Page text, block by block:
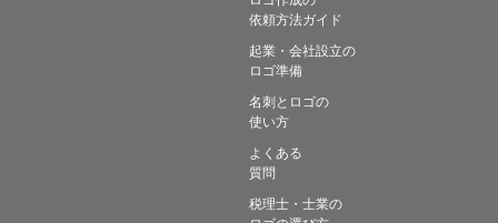
依頼方法ガイド
起業・会社設立の
ロゴ準備
名刺とロゴの
使い方
よくある
質問
税理士・士業の